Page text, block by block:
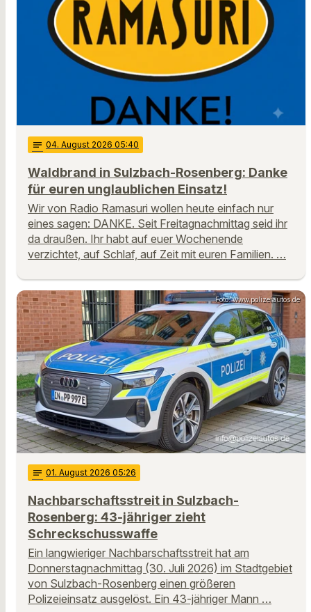
notes 04. August 2026 05:40
Waldbrand in Sulzbach-Rosenberg: Danke
für euren unglaublichen Einsatz!
Wir von Radio Ramasuri wollen heute einfach nur
eines sagen: DANKE. Seit Freitagnachmittag seid ihr
da draußen. Ihr habt auf euer Wochenende
verzichtet, auf Schlaf, auf Zeit mit euren Familien. …
Foto: www.polizeiautos.de
notes 01. August 2026 05:26
Nachbarschaftsstreit in Sulzbach-
Rosenberg: 43-jähriger zieht
Schreckschusswaffe
Ein langwieriger Nachbarschaftsstreit hat am
Donnerstagnachmittag (30. Juli 2026) im Stadtgebiet
von Sulzbach-Rosenberg einen größeren
Polizeieinsatz ausgelöst. Ein 43-jähriger Mann …